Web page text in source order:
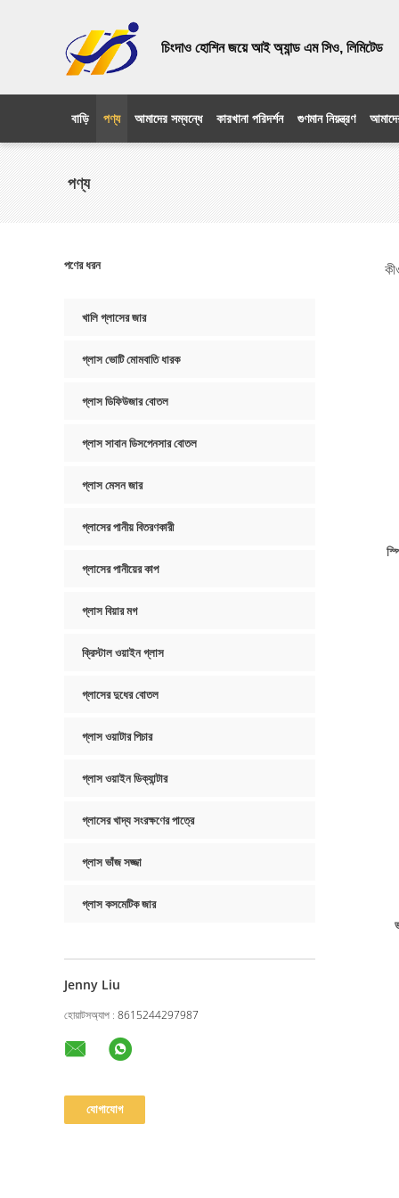
চিংদাও হোশিন জয়ে আই অ্যান্ড এম সিও, লিমিটেড
বাড়ি পণ্য আমাদের সম্বন্ধে কারখানা পরিদর্শন গুণমান নিয়ন্ত্রণ
পণ্য
পণের ধরন
খালি গ্লাসের জার
গ্লাস ভোটি মোমবাতি ধারক
গ্লাস ডিফিউজার বোতল
গ্লাস সাবান ডিসপেনসার বোতল
গ্লাস মেসন জার
গ্লাসের পানীয় বিতরণকারী
গ্লাসের পানীয়ের কাপ
গ্লাস বিয়ার মগ
ক্রিস্টাল ওয়াইন গ্লাস
গ্লাসের দুধের বোতল
গ্লাস ওয়াটার পিচার
গ্লাস ওয়াইন ডিক্যান্টার
গ্লাসের খাদ্য সংরক্ষণের পাত্রে
গ্লাস ভাঁজ সজ্জা
গ্লাস কসমেটিক জার
Jenny Liu
হোয়াটসঅ্যাপ : 8615244297987